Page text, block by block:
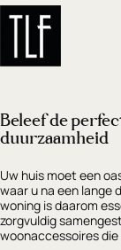
TLF Interieurs
Beleef de
duurzaamheid
Uw huis moet een
waar u na een lange
woning is daarom
zorgvuldig
woonaccessoires